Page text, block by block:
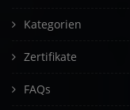
Kategorien
Zertifikate
FAQs